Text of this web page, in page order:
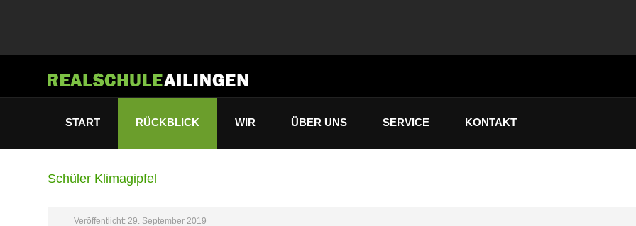
START RÜCKBLICK WIR ÜBER UNS SERVICE KONTAKT
Schüler Klimagipfel
Veröffentlicht: 29. September 2019